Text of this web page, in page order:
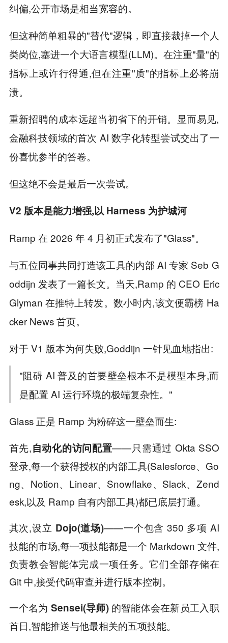
纠偏,公开市场是相当宽容的。
但这种简单粗暴的"替代"逻辑，即直接裁掉一个人
类岗位,塞进一个大语言模型(LLM)。在注重"量"的
指标上或许行得通,但在注重"质"的指标上必将崩
溃。
重新招聘的成本远超当初省下的开销。显而易见,
金融科技领域的首次 AI 数字化转型尝试交出了一
份喜忧参半的答卷。
但这绝不会是最后一次尝试。
V2 版本是能力增强,以 Harness 为护城河
Ramp 在 2026 年 4 月初正式发布了"Glass"。
与五位同事共同打造该工具的内部 AI 专家 Seb G
oddijn 发表了一篇长文。当天,Ramp 的 CEO Eric
Glyman 在推特上转发。数小时内,该文便霸榜 Ha
cker News 首页。
对于 V1 版本为何失败,Goddijn 一针见血地指出:
"阻碍 AI 普及的首要壁垒根本不是模型本身,而
是配置 AI 运行环境的极端复杂性。"
Glass 正是 Ramp 为粉碎这一壁垒而生:
首先,自动化的访问配置——只需通过 Okta SSO
登录,每一个获得授权的内部工具(Salesforce、Go
ng、Notion、Linear、Snowflake、Slack、Zend
esk,以及 Ramp 自有内部工具)都已底层打通。
其次,设立 Dojo(道场)——一个包含 350 多项 AI
技能的市场,每一项技能都是一个 Markdown 文件,
负责教会智能体完成一项任务。它们全部存储在
Git 中,接受代码审查并进行版本控制。
一个名为 Sensei(导师)的智能体会在新员工入职
首日,智能推送与他最相关的五项技能。